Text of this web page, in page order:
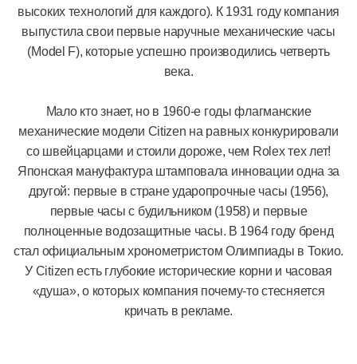
высоких технологий для каждого). К 1931 году компания
выпустила свои первые наручные механические часы
(Model F), которые успешно производились четверть
века.
Мало кто знает, но в 1960-е годы флагманские
механические модели Citizen на равных конкурировали
со швейцарцами и стоили дороже, чем Rolex тех лет!
Японская мануфактура штамповала инновации одна за
другой: первые в стране ударопрочные часы (1956),
первые часы с будильником (1958) и первые
полноценные водозащитные часы. В 1964 году бренд
стал официальным хронометристом Олимпиады в Токио.
У Citizen есть глубокие исторические корни и часовая
«душа», о которых компания почему-то стесняется
кричать в рекламе.